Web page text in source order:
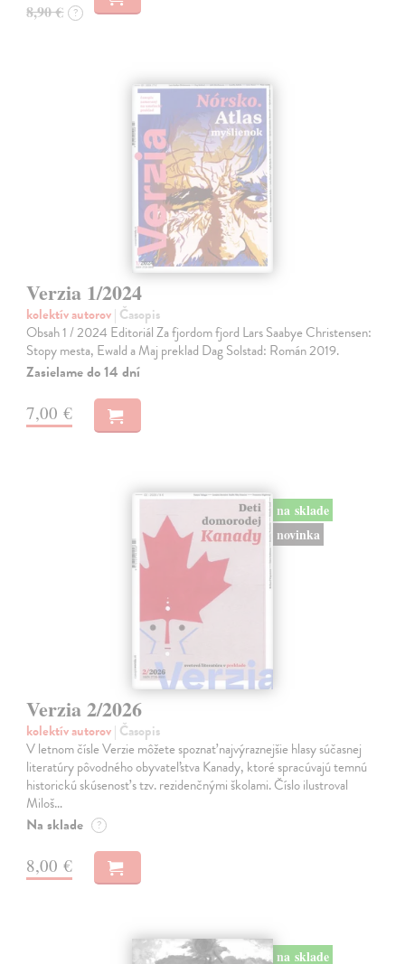
8,90 € ?
Verzia 1/2024
kolektív autorov| Časopis
Obsah 1 / 2024 Editoriál Za fjordom fjord Lars Saabye Christensen:
Stopy mesta, Ewald a Maj preklad Dag Solstad: Román 2019.
Zasielame do 14 dní
7,00 €
na sklade
novinka
Verzia 2/2026
kolektív autorov| Časopis
V letnom čísle Verzie môžete spoznať najvýraznejšie hlasy súčasnej
literatúry pôvodného obyvateľstva Kanady, ktoré spracúvajú temnú
historickú skúsenosť s tzv. rezidenčnými školami. Číslo ilustroval
Miloš…
Na sklade ?
8,00 €
na sklade